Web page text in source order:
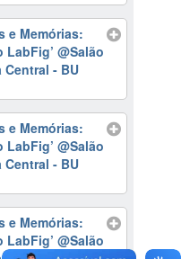
e Memórias:
LabFig’@Salão
- BU
e Memórias:
LabFig’@Salão
- BU
e Memórias:
LabFig’@Salão